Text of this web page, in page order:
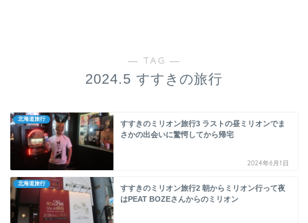
― TAG ―
2024.5 すすきの旅行
北海道旅行
すすきのミリオン旅行3 ラストの昼ミリオンでま
さかの出会いに驚愕してから帰宅
2024年6月1日
北海道旅行
すすきのミリオン旅行2 朝からミリオン行って夜
はPEAT BOZEさんからのミリオン